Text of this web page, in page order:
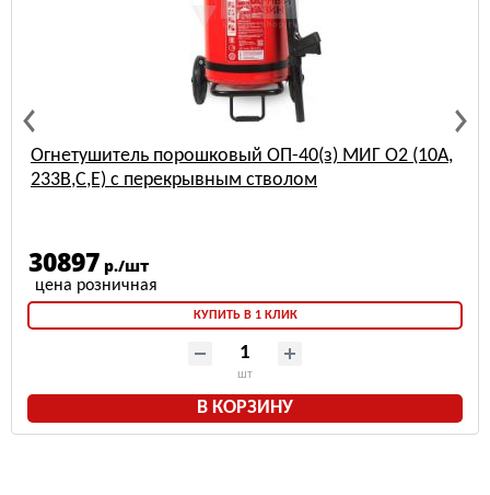
Огнетушитель порошковый ОП-40(з) МИГ О2 (10А,
233В,С,Е) с перекрывным стволом
30897 р./шт
КУПИТЬ В 1 КЛИК
шт
В КОРЗИНУ